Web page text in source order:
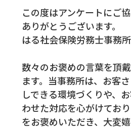
この度はアンケートにご
ありがとうございます。
はる社会保険労務士事務所
数々のお褒めの言葉を頂
ます。当事務所は、お客
しできる環境づくりや、
わせた対応を心がけてお
をお褒めいただき、大変嬉